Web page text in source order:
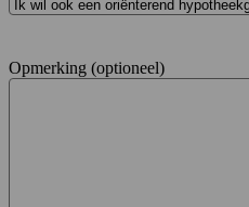
Opmerking (optioneel)